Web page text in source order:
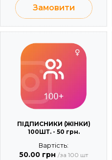
Замовити
ПІДПИСНИКИ (ЖІНКИ)
100ШТ. - 50 грн.
Вартість:
50.00 грн /за 100 шт